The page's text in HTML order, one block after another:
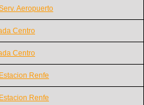
Aeropuerto
Centro
Centro
Renfe
Renfe